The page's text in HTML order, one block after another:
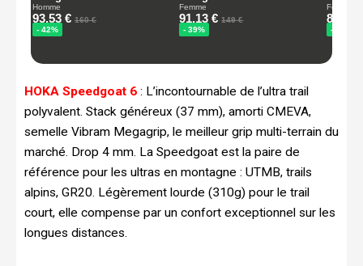
HOKA Speedgoat 6 : L’incontournable de l’ultra trail
polyvalent. Stack généreux (37 mm), amorti CMEVA,
semelle Vibram Megagrip, le meilleur grip multi-terrain du
marché. Drop 4 mm. La Speedgoat est la paire de
référence pour les ultras en montagne : UTMB, trails
alpins, GR20. Légèrement lourde (310g) pour le trail
court, elle compense par un confort exceptionnel sur les
longues distances.